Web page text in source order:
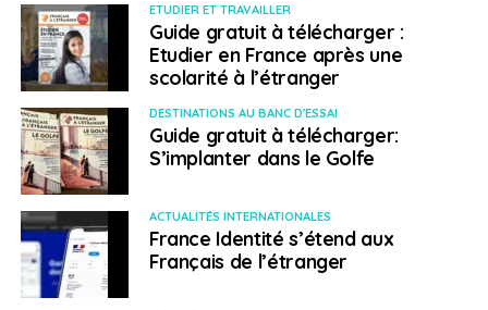
SUJETS ASSOCIÉS: ERASMUS FEATURED HANDICAP
A SUIVRE
Un challenge à relever pour l’enseignement
français à l’étranger !
NE RATEZ PAS
V.I.E et V.I.A, le volontariat international à l’heure
de la maturité
Weena Truscelli
ETUDIER ET TRAVAILLER
Guide gratuit à télécharger :
Etudier en France après une
scolarité à l’étranger
DESTINATIONS AU BANC D'ESSAI
Guide gratuit à télécharger:
S’implanter dans le Golfe
ACTUALITÉS INTERNATIONALES
France Identité s’étend aux
Français de l’étranger